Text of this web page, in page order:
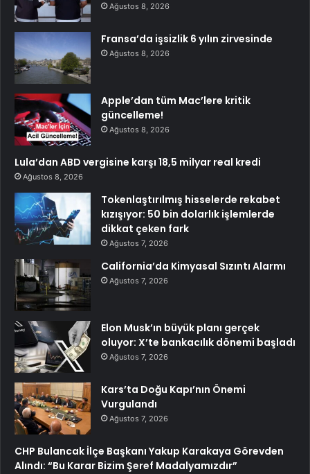
Ağustos 8, 2026
Fransa’da işsizlik 6 yılın zirvesinde
Ağustos 8, 2026
Apple’dan tüm Mac’lere kritik
güncelleme!
Ağustos 8, 2026
Lula’dan ABD vergisine karşı 18,5 milyar real kredi
Ağustos 8, 2026
Tokenlaştırılmış hisselerde rekabet
kızışıyor: 50 bin dolarlık işlemlerde
dikkat çeken fark
Ağustos 7, 2026
California’da Kimyasal Sızıntı Alarmı
Ağustos 7, 2026
Elon Musk’ın büyük planı gerçek
oluyor: X’te bankacılık dönemi başladı
Ağustos 7, 2026
Kars’ta Doğu Kapı’nın Önemi
Vurgulandı
Ağustos 7, 2026
CHP Bulancak İlçe Başkanı Yakup Karakaya Görevden
Alındı: “Bu Karar Bizim Şeref Madalyamızdır”